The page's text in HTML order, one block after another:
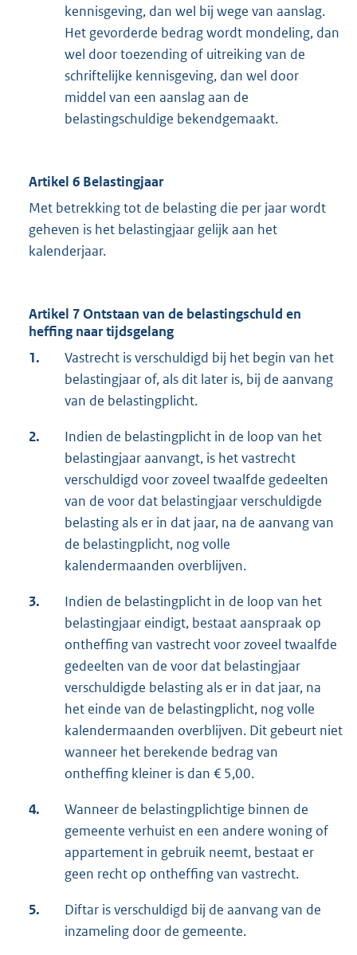
kennisgeving, dan wel bij wege van aanslag.
Het gevorderde bedrag wordt mondeling, dan
wel door toezending of uitreiking van de
schriftelijke kennisgeving, dan wel door
middel van een aanslag aan de
belastingschuldige bekendgemaakt.
Artikel 6 Belastingjaar
Met betrekking tot de belasting die per jaar wordt
geheven is het belastingjaar gelijk aan het
kalenderjaar.
Artikel 7 Ontstaan van de belastingschuld en
heffing naar tijdsgelang
1.
Vastrecht is verschuldigd bij het begin van het
belastingjaar of, als dit later is, bij de aanvang
van de belastingplicht.
2.
Indien de belastingplicht in de loop van het
belastingjaar aanvangt, is het vastrecht
verschuldigd voor zoveel twaalfde gedeelten
van de voor dat belastingjaar verschuldigde
belasting als er in dat jaar, na de aanvang van
de belastingplicht, nog volle
kalendermaanden overblijven.
3.
Indien de belastingplicht in de loop van het
belastingjaar eindigt, bestaat aanspraak op
ontheffing van vastrecht voor zoveel twaalfde
gedeelten van de voor dat belastingjaar
verschuldigde belasting als er in dat jaar, na
het einde van de belastingplicht, nog volle
kalendermaanden overblijven. Dit gebeurt niet
wanneer het berekende bedrag van
ontheffing kleiner is dan € 5,00.
4.
Wanneer de belastingplichtige binnen de
gemeente verhuist en een andere woning of
appartement in gebruik neemt, bestaat er
geen recht op ontheffing van vastrecht.
5.
Diftar is verschuldigd bij de aanvang van de
inzameling door de gemeente.